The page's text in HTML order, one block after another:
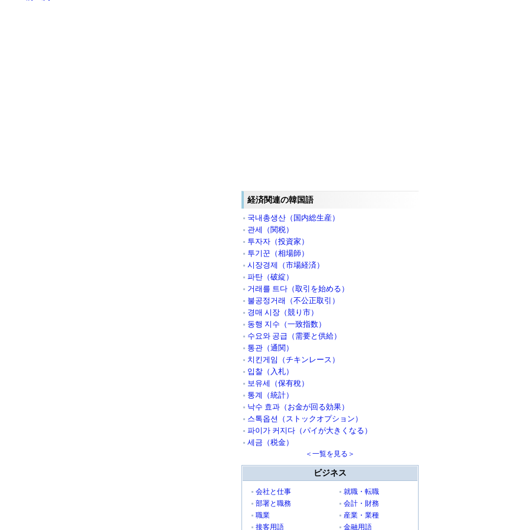
経済関連の韓国語
국내총생산（国内総生産）
관세（関税）
투자자（投資家）
투기꾼（相場師）
시장경제（市場経済）
파탄（破綻）
거래를 트다（取引を始める）
불공정거래（不公正取引）
경매 시장（競り市）
동행 지수（一致指数）
수요와 공급（需要と供給）
통관（通関）
치킨게임（チキンレース）
입찰（入札）
보유세（保有稅）
통계（統計）
낙수 효과（お金が回る効果）
스톡옵션（ストックオプション）
파이가 커지다（パイが大きくなる）
세금（税金）
＜一覧を見る＞
ビジネス
会社と仕事
就職・転職
部署と職務
会計・財務
職業
産業・業種
接客用語
金融用語